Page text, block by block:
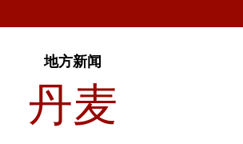
地方新闻
丹麦